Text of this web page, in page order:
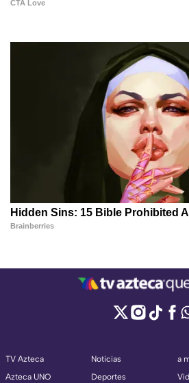
TV Azteca
Azteca UNO
Noticias
Deportes
a